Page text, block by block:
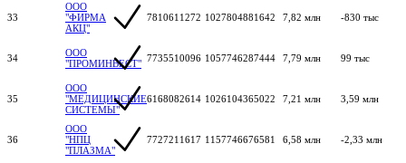
33
ООО
"ФИРМА
АКЦ"
7810611272 1027804881642 7,82 млн -830 тыс
34
ООО
"ПРОМИНВЕСТ" 7735510096 1057746287444 7,79 млн 99 тыс
35
ООО
"МЕДИЦИНСКИЕ
СИСТЕМЫ"
6168082614 1026104365022 7,21 млн 3,59 млн
36
ООО
"НПЦ
"ПЛАЗМА"
7727211617 1157746676581 6,58 млн -2,33 млн